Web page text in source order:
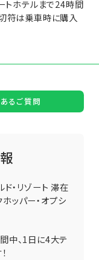
トホテルまで24時間
符は乗車時に購入
あるご質問
ド・リゾート 滞在
ッパー・オプシ
中、1日に4大テ